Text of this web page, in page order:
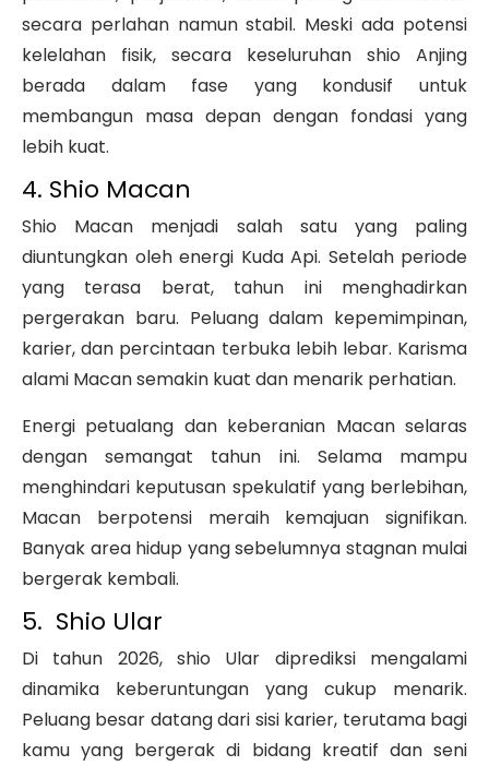
secara perlahan namun stabil. Meski ada potensi
kelelahan fisik, secara keseluruhan shio Anjing
berada dalam fase yang kondusif untuk
membangun masa depan dengan fondasi yang
lebih kuat.
4. Shio Macan
Shio Macan menjadi salah satu yang paling
diuntungkan oleh energi Kuda Api. Setelah periode
yang terasa berat, tahun ini menghadirkan
pergerakan baru. Peluang dalam kepemimpinan,
karier, dan percintaan terbuka lebih lebar. Karisma
alami Macan semakin kuat dan menarik perhatian.
Energi petualang dan keberanian Macan selaras
dengan semangat tahun ini. Selama mampu
menghindari keputusan spekulatif yang berlebihan,
Macan berpotensi meraih kemajuan signifikan.
Banyak area hidup yang sebelumnya stagnan mulai
bergerak kembali.
5. Shio Ular
Di tahun 2026, shio Ular diprediksi mengalami
dinamika keberuntungan yang cukup menarik.
Peluang besar datang dari sisi karier, terutama bagi
kamu yang bergerak di bidang kreatif dan seni